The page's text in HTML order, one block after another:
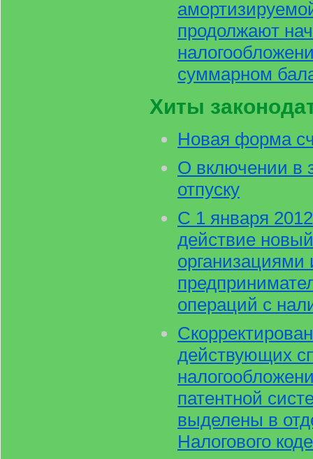
продолжают
суммарном
Хиты
Новая форма
О включении в
отпуску
С 1 января
действие
операций с
действующих
патентной
выделены в
Налогового